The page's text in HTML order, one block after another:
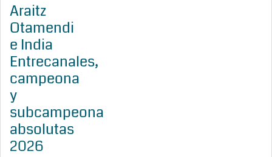
Araitz
Otamendi
e India
Entrecanales,
campeona
y
subcampeona
absolutas
2026